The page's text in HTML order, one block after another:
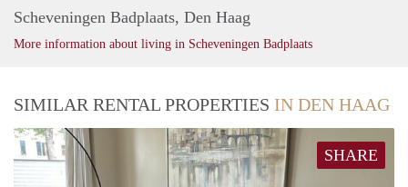
Scheveningen Badplaats, Den Haag
More information about living in Scheveningen Badplaats
SIMILAR RENTAL PROPERTIES IN DEN HAAG
SHARE